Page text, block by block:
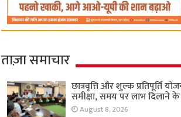
ताज़ा समाचार
छात्रवृत्ति और शुल्क प्रतिपूर्ति
समीक्षा, समय पर लाभ दिलाने के
August 8, 2026